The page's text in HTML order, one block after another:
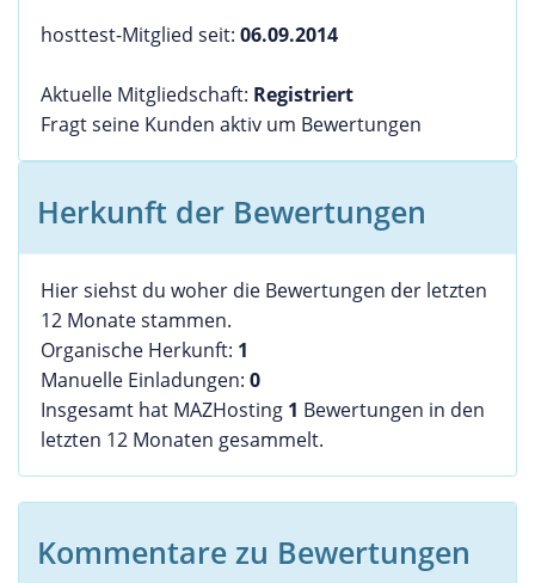
hosttest-Mitglied seit: 06.09.2014
Aktuelle Mitgliedschaft: Registriert
Fragt seine Kunden aktiv um Bewertungen
Herkunft der Bewertungen
Hier siehst du woher die Bewertungen der letzten
12 Monate stammen.
Organische Herkunft: 1
Manuelle Einladungen: 0
Insgesamt hat MAZHosting 1 Bewertungen in den
letzten 12 Monaten gesammelt.
Kommentare zu Bewertungen